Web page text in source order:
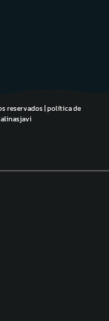
reservados |política de